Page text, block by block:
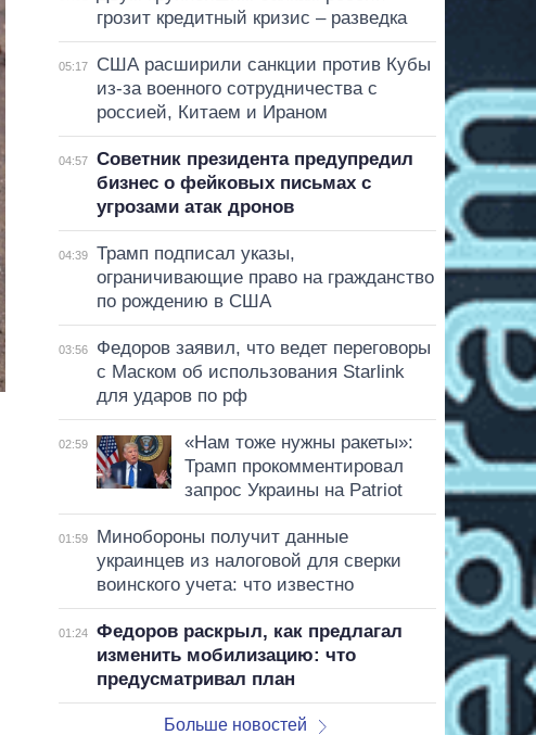
грозит кредитный кризис – разведка
05:17
США расширили санкции против Кубы
из-за военного сотрудничества с
россией, Китаем и Ираном
04:57
Советник президента предупредил
бизнес о фейковых письмах с
угрозами атак дронов
04:39
Трамп подписал указы,
ограничивающие право на гражданство
по рождению в США
03:56
Федоров заявил, что ведет переговоры
с Маском об использования Starlink
для ударов по рф
02:59
«Нам тоже нужны ракеты»:
Трамп прокомментировал
запрос Украины на Patriot
01:59
Минобороны получит данные
украинцев из налоговой для сверки
воинского учета: что известно
01:24
Федоров раскрыл, как предлагал
изменить мобилизацию: что
предусматривал план
Больше новостей